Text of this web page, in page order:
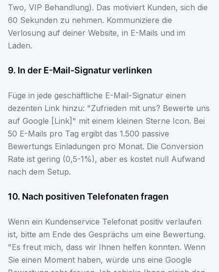
Two, VIP Behandlung). Das motiviert Kunden, sich die
60 Sekunden zu nehmen. Kommuniziere die
Verlosung auf deiner Website, in E-Mails und im
Laden.
9. In der E-Mail-Signatur verlinken
Füge in jede geschäftliche E-Mail-Signatur einen
dezenten Link hinzu: "Zufrieden mit uns? Bewerte uns
auf Google [Link]" mit einem kleinen Sterne Icon. Bei
50 E-Mails pro Tag ergibt das 1.500 passive
Bewertungs Einladungen pro Monat. Die Conversion
Rate ist gering (0,5-1%), aber es kostet null Aufwand
nach dem Setup.
10. Nach positiven Telefonaten fragen
Wenn ein Kundenservice Telefonat positiv verlaufen
ist, bitte am Ende des Gesprächs um eine Bewertung.
"Es freut mich, dass wir Ihnen helfen konnten. Wenn
Sie einen Moment haben, würde uns eine Google